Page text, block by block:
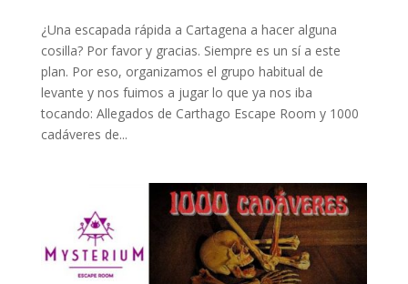
¿Una escapada rápida a Cartagena a hacer alguna
cosilla? Por favor y gracias. Siempre es un sí a este
plan. Por eso, organizamos el grupo habitual de
levante y nos fuimos a jugar lo que ya nos iba
tocando: Allegados de Carthago Escape Room y 1000
cadáveres de...